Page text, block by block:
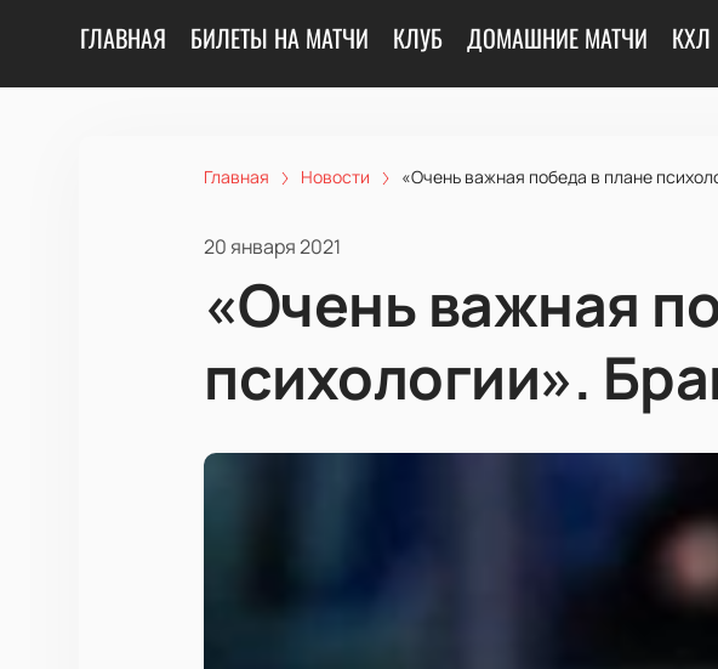
ГЛАВНАЯ БИЛЕТЫ НА МАТЧИ КЛУБ ДОМАШНИЕ МАТЧИ КХЛ
Главная Новости «Очень важная победа в плане
20 января 2021
«Очень важная
психологии».